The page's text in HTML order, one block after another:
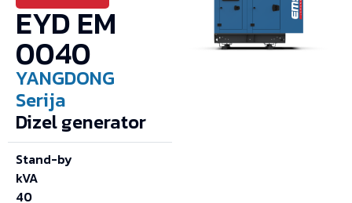
EYD EM
0040
YANGDONG
Serija
Dizel generator
Stand-by
kVA
40